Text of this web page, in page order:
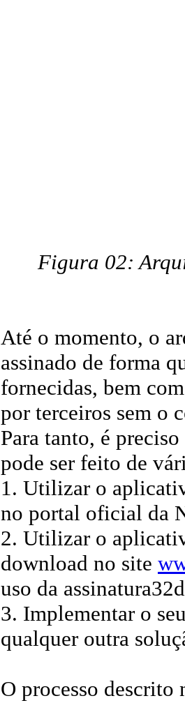
Figura 02:
Até o momento, o
assinado de forma
fornecidas, bem
por terceiros sem o
Para tanto, é
pode ser feito de
1. Utilizar o
no portal oficial da
2. Utilizar o
download no site
uso da
3. Implementar o
qualquer outra
O processo descrito